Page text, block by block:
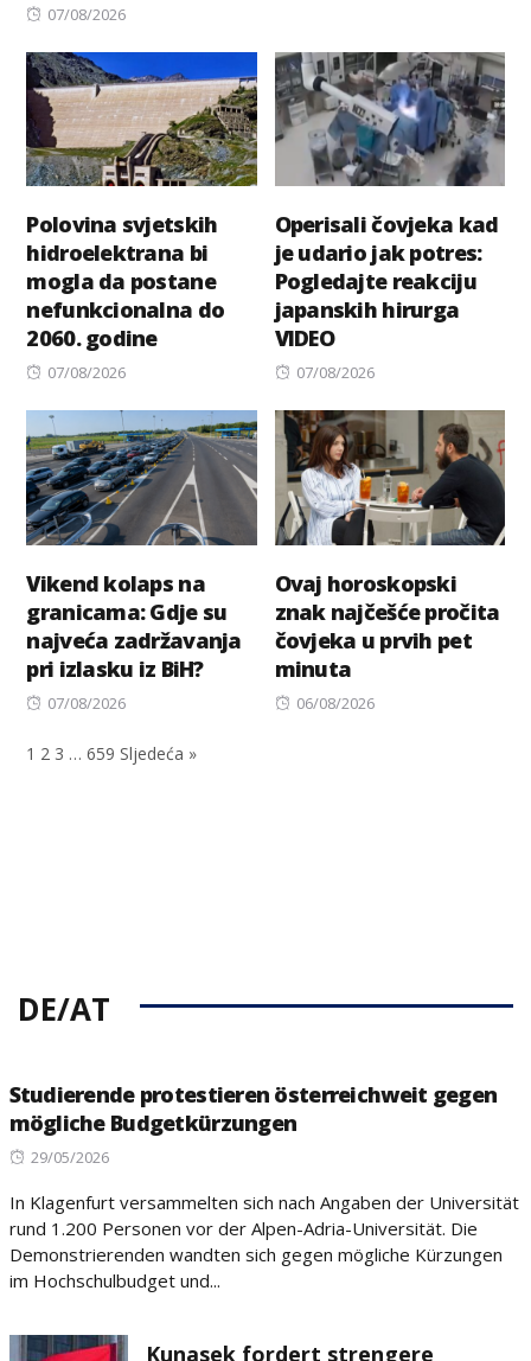
Posted
07/08/2026
Polovina svjetskih
hidroelektrana bi
mogla da postane
nefunkcionalna do
2060. godine
Posted
07/08/2026
Operisali čovjeka kad
je udario jak potres:
Pogledajte reakciju
japanskih hirurga
VIDEO
Posted
07/08/2026
Vikend kolaps na
granicama: Gdje su
najveća zadržavanja
pri izlasku iz BiH?
Posted
07/08/2026
Ovaj horoskopski
znak najčešće pročita
čovjeka u prvih pet
minuta
Posted
06/08/2026
1 2 3 … 659 Sljedeća »
DE/AT
Studierende protestieren österreichweit gegen
mögliche Budgetkürzungen
Posted
29/05/2026
In Klagenfurt versammelten sich nach Angaben der Universität
rund 1.200 Personen vor der Alpen-Adria-Universität. Die
Demonstrierenden wandten sich gegen mögliche Kürzungen
im Hochschulbudget und...
Kunasek fordert strengere